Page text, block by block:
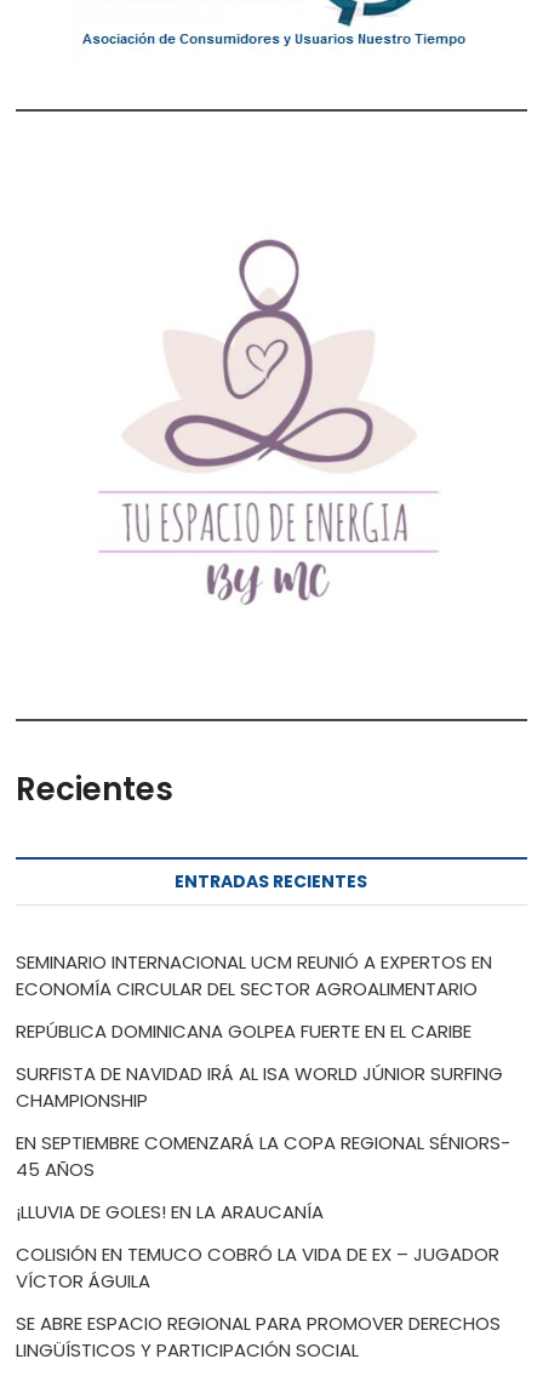
Recientes
ENTRADAS RECIENTES
SEMINARIO INTERNACIONAL UCM REUNIÓ A EXPERTOS EN
ECONOMÍA CIRCULAR DEL SECTOR AGROALIMENTARIO
REPÚBLICA DOMINICANA GOLPEA FUERTE EN EL CARIBE
SURFISTA DE NAVIDAD IRÁ AL ISA WORLD JÚNIOR SURFING
CHAMPIONSHIP
EN SEPTIEMBRE COMENZARÁ LA COPA REGIONAL SÉNIORS-
45 AÑOS
¡LLUVIA DE GOLES! EN LA ARAUCANÍA
COLISIÓN EN TEMUCO COBRÓ LA VIDA DE EX – JUGADOR
VÍCTOR ÁGUILA
SE ABRE ESPACIO REGIONAL PARA PROMOVER DERECHOS
LINGÜÍSTICOS Y PARTICIPACIÓN SOCIAL